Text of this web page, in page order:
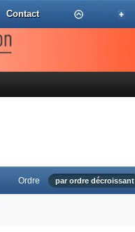
Contact
Ordre par ordre décroissant